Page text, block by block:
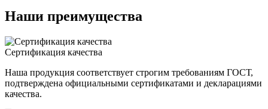
Наши преимущества
Сертификация качества
Наша продукция соответствует строгим требованиям ГОСТ,
подтверждена официальными сертификатами и декларациями
качества.